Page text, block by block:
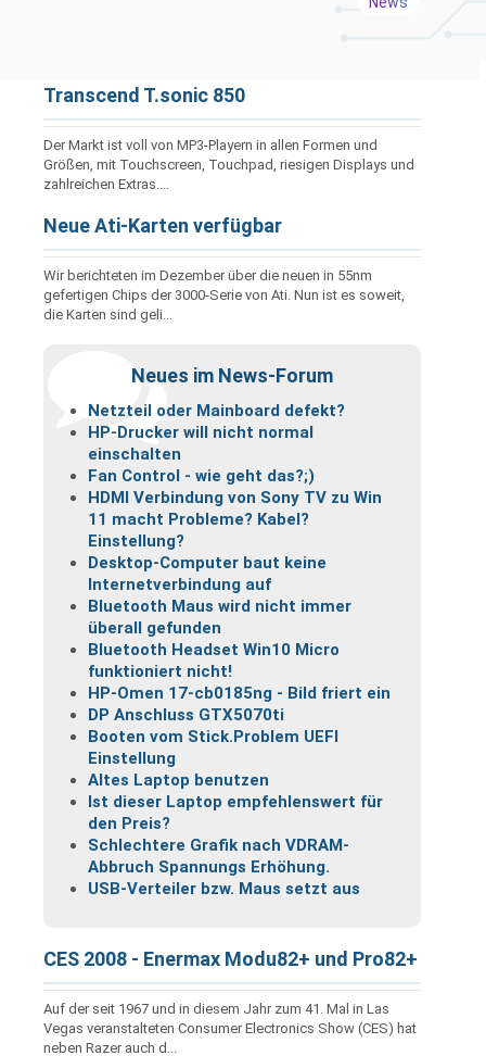
Transcend T.sonic 850
Der Markt ist voll von MP3-Playern in allen Formen und
Größen, mit Touchscreen, Touchpad, riesigen Displays und
zahlreichen Extras....
Neue Ati-Karten verfügbar
Wir berichteten im Dezember über die neuen in 55nm
gefertigen Chips der 3000-Serie von Ati. Nun ist es soweit,
die Karten sind geli...
Neues im News-Forum
Netzteil oder Mainboard defekt?
HP-Drucker will nicht normal
einschalten
Fan Control - wie geht das?;)
HDMI Verbindung von Sony TV zu Win
11 macht Probleme? Kabel?
Einstellung?
Desktop-Computer baut keine
Internetverbindung auf
Bluetooth Maus wird nicht immer
überall gefunden
Bluetooth Headset Win10 Micro
funktioniert nicht!
HP-Omen 17-cb0185ng - Bild friert ein
DP Anschluss GTX5070ti
Booten vom Stick.Problem UEFI
Einstellung
Altes Laptop benutzen
Ist dieser Laptop empfehlenswert für
den Preis?
Schlechtere Grafik nach VDRAM-
Abbruch Spannungs Erhöhung.
USB-Verteiler bzw. Maus setzt aus
CES 2008 - Enermax Modu82+ und Pro82+
Auf der seit 1967 und in diesem Jahr zum 41. Mal in Las
Vegas veranstalteten Consumer Electronics Show (CES) hat
neben Razer auch d...